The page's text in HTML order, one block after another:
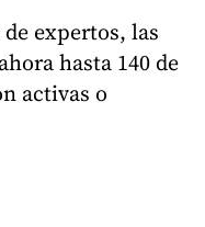
expertos, las
hasta 140 de
activas o